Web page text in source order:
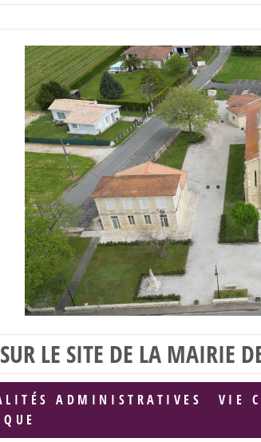
LE SITE DE LA MAIRIE
ADMINISTRATIVES VIE